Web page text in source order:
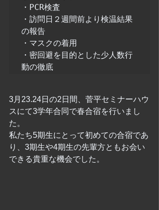
・PCR検査
・訪問日２週間前より検温結果
の報告
・マスクの着用
・密回避を目的とした少人数行
動の徹底
3月23.24日の2日間、菅平セミナーハウ
スにて3学年合同で春合宿を行いまし
た。
私たち5期生にとって初めての合宿であ
り、3期生や4期生の先輩方ともお会い
できる貴重な機会でした。